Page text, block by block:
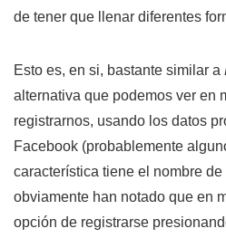
de tener que llenar diferentes
Esto es, en si, bastante similar a
alternativa que podemos ver en
registrarnos, usando los datos
Facebook (probablemente
característica tiene el nombre de
obviamente han notado que en
opción de registrarse